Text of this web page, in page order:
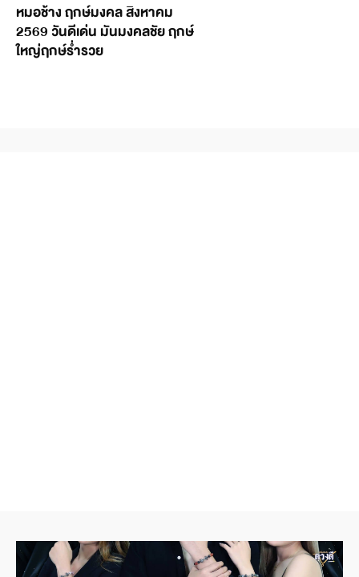
หมอช้าง ฤกษ์มงคล สิงหาคม
2569 วันดีเด่น มันมงคลชัย ฤกษ์
ใหญ่ฤกษ์ร่ำรวย